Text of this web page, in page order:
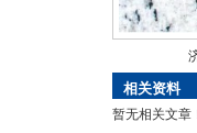
相关资料
暂无相关文章